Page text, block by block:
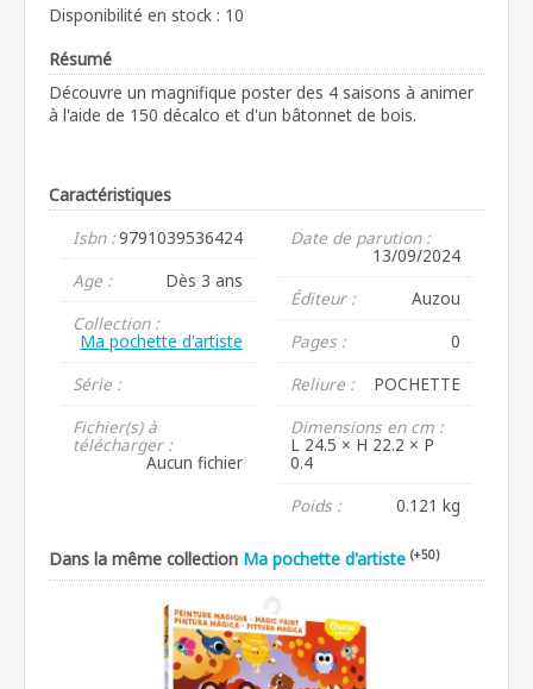
Disponibilité en stock : 10
Résumé
Découvre un magnifique poster des 4 saisons à animer
à l'aide de 150 décalco et d'un bâtonnet de bois.
Caractéristiques
Isbn :9791039536424
Age :
Dès 3 ans
Collection :
Ma pochette d'artiste
Série :
Fichier(s) à
télécharger :
Aucun fichier
Date de parution :
13/09/2024
Éditeur :
Auzou
Pages :
0
Reliure :
POCHETTE
Dimensions en cm :
L 24.5 × H 22.2 × P
0.4
Poids :
0.121 kg
Dans la même collection Ma pochette d'artiste (+50)